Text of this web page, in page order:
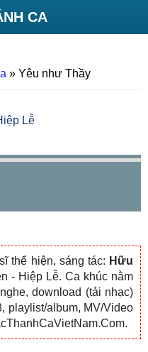
CA
» Yêu như Thầy
Lễ
thể hiện, sáng tác: Hữu
- Hiệp Lễ. Ca khúc nằm
download (tải nhạc)
playlist/album, MV/Video